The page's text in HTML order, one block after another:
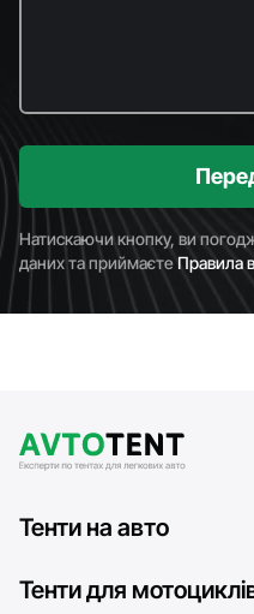
Натискаючи кнопку, ви
даних та приймаєтеПравила
Тенти на авто
Тенти для